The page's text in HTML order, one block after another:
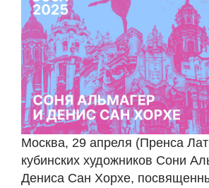
Москва, 29 апреля (Пренса
кубинских художников Сони
Дениса Сан Хорхе,